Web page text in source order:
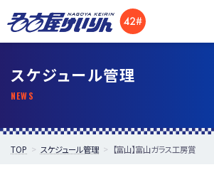
開催日程
施設紹介
スケジュール管理
TOP スケジュール管理 【富山】富山ガラス工房賞